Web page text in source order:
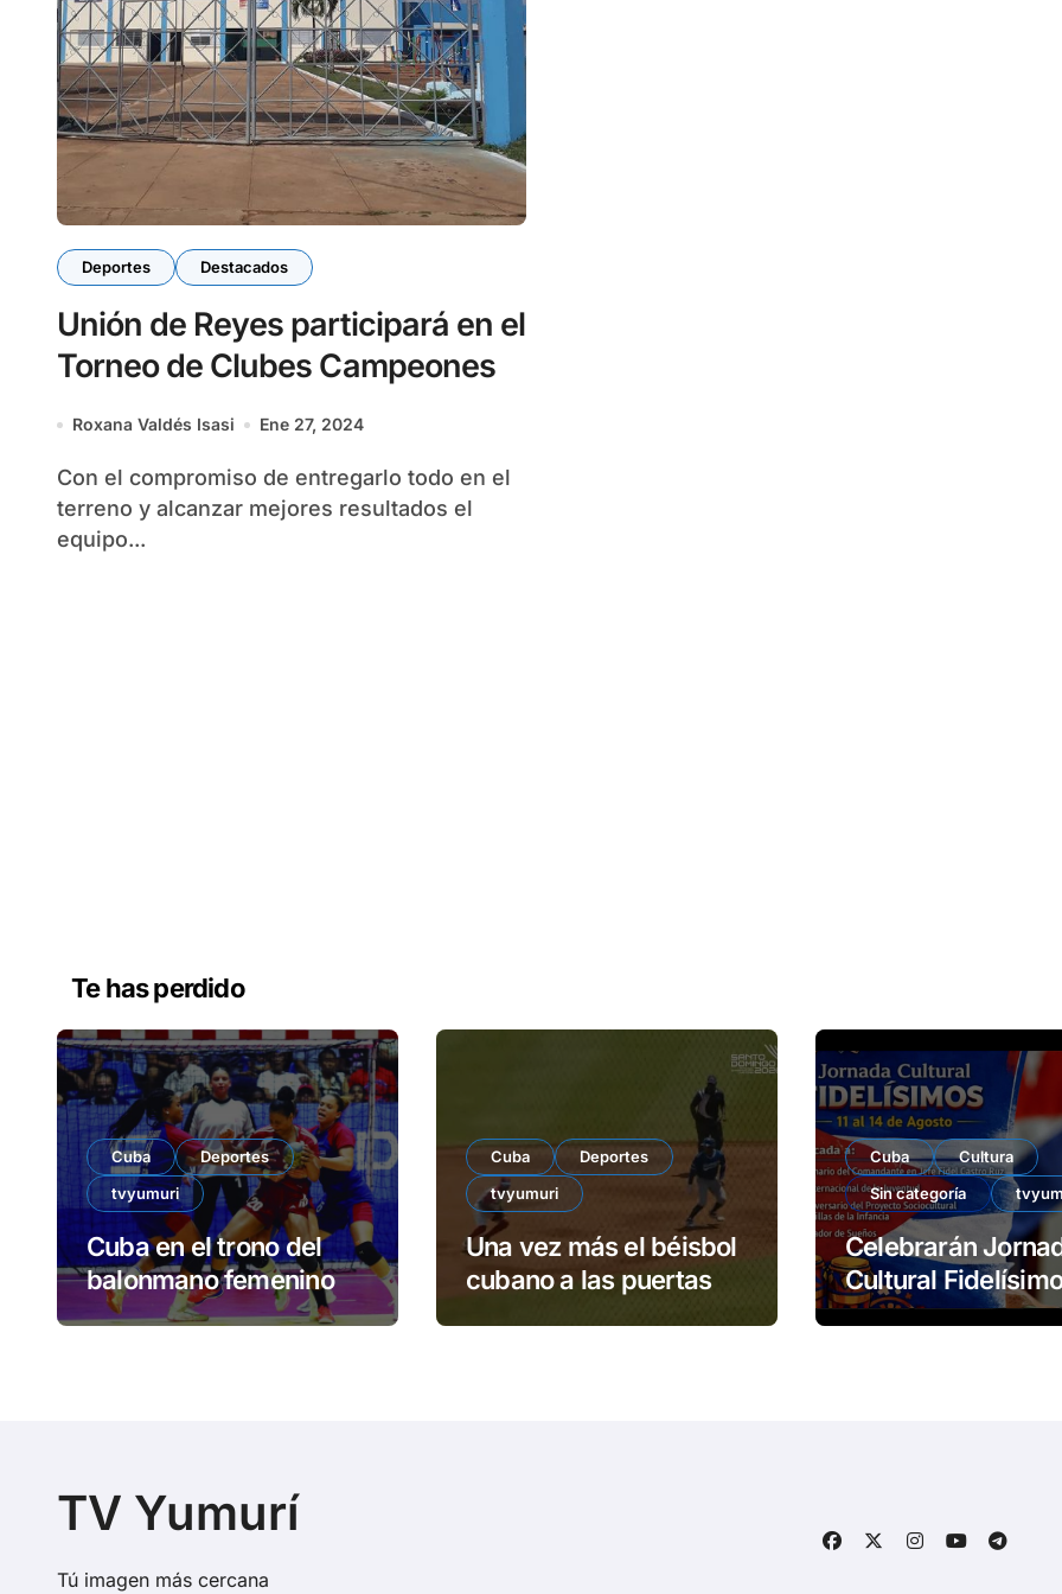
Deportes Destacados
Unión de Reyes participará en el
Torneo de Clubes Campeones
Roxana Valdés Isasi Ene 27, 2024
Con el compromiso de entregarlo todo en el
terreno y alcanzar mejores resultados el
equipo...
Te has perdido
Cuba
Deportes
tvyumuri
Cuba en el trono del
balonmano femenino
Cuba
Deportes
tvyumuri
Una vez más el béisbol
cubano a las puertas
Cuba
Cultura
Sin categoría
Celebrarán
Cultural Fidelísimos
Matanzas
TV Yumurí
Tú imagen más cercana